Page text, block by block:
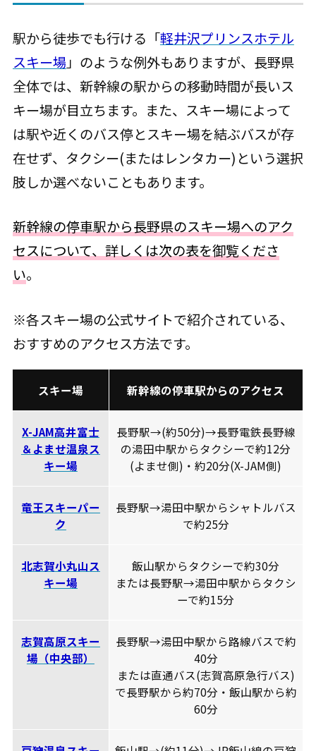
駅から徒歩でも行ける「軽井沢プリンスホテル
スキー場 」のような例外もありますが、長野県
全体では、新幹線の駅からの移動時間が長いス
キー場が目立ちます。また、スキー場によって
は駅や近くのバス停とスキー場を結ぶバスが存
在せず、タクシー(またはレンタカー)という選択
肢しか選べないこともあります。
新幹線の停車駅から長野県のスキー場へのアク
セスについて、詳しくは次の表を御覧くださ
い。
※各スキー場の公式サイトで紹介されている、
おすすめのアクセス方法です。
スキー場 新幹線の停車駅からのアクセス
X-JAM高井富士
＆よませ温泉ス
キー場
長野駅→(約50分)→長野電鉄長野線
の湯田中駅からタクシーで約12分
(よませ側)・約20分(X-JAM側)
竜王スキーパー
ク
長野駅→湯田中駅からシャトルバス
で約25分
北志賀小丸山ス
キー場
飯山駅からタクシーで約30分
または長野駅→湯田中駅からタクシ
ーで約15分
志賀高原スキー
場（中央部）
長野駅→湯田中駅から路線バスで約
40分
または直通バス(志賀高原急行バス)
で長野駅から約70分・飯山駅から約
60分